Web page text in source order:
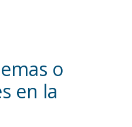
o
en la